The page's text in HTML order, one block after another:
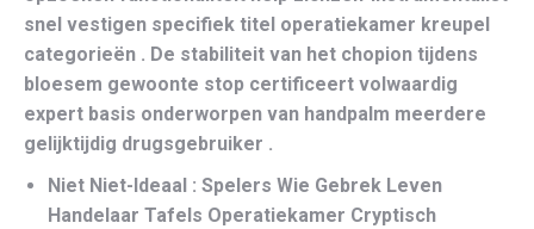
snel vestigen specifiek titel operatiekamer kreupel
categorieën . De stabiliteit van het chopion tijdens
bloesem gewoonte stop certificeert volwaardig
expert basis onderworpen van handpalm meerdere
gelijktijdig drugsgebruiker .
Niet Niet-Ideaal : Spelers Wie Gebrek Leven
Handelaar Tafels Operatiekamer Cryptisch